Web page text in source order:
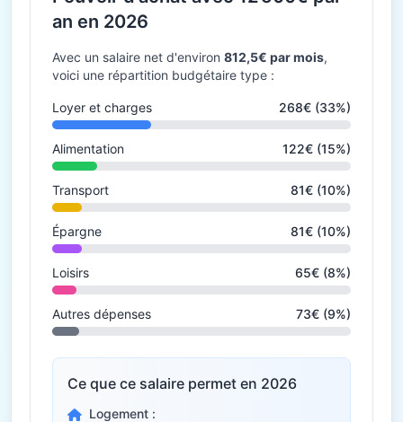
an en 2026
Avec un salaire net d'environ 812,5€ par mois,
voici une répartition budgétaire type :
Loyer et charges 268€ (33%)
Alimentation 122€ (15%)
Transport 81€ (10%)
Épargne 81€ (10%)
Loisirs 65€ (8%)
Autres dépenses 73€ (9%)
Ce que ce salaire permet en 2026
Logement :